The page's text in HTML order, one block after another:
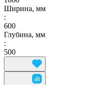
Ширина, мм
:
600
Глубина, мм
:
500